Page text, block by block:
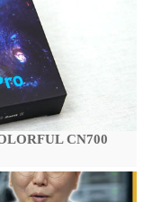
CN700